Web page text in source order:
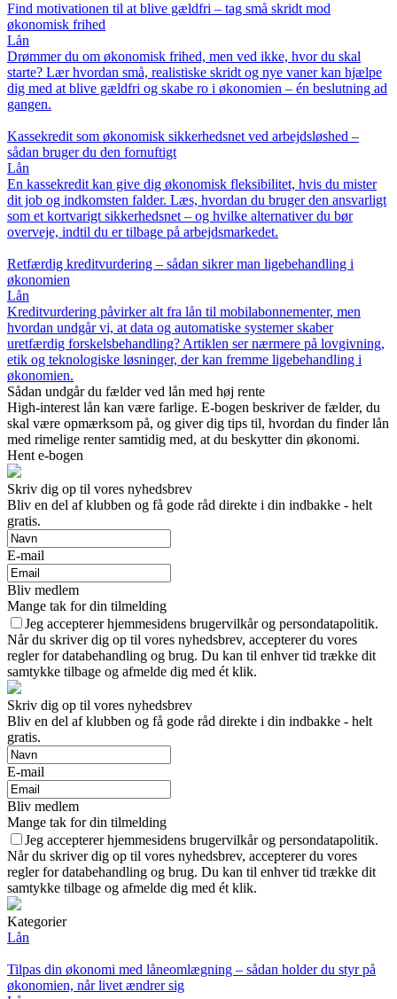
Find motivationen til at blive gældfri – tag små skridt mod
økonomisk frihed
Lån
Drømmer du om økonomisk frihed, men ved ikke, hvor du skal
starte? Lær hvordan små, realistiske skridt og nye vaner kan hjælpe
dig med at blive gældfri og skabe ro i økonomien – én beslutning ad
gangen.
Kassekredit som økonomisk sikkerhedsnet ved arbejdsløshed –
sådan bruger du den fornuftigt
Lån
En kassekredit kan give dig økonomisk fleksibilitet, hvis du mister
dit job og indkomsten falder. Læs, hvordan du bruger den ansvarligt
som et kortvarigt sikkerhedsnet – og hvilke alternativer du bør
overveje, indtil du er tilbage på arbejdsmarkedet.
Retfærdig kreditvurdering – sådan sikrer man ligebehandling i
økonomien
Lån
Kreditvurdering påvirker alt fra lån til mobilabonnementer, men
hvordan undgår vi, at data og automatiske systemer skaber
uretfærdig forskelsbehandling? Artiklen ser nærmere på lovgivning,
etik og teknologiske løsninger, der kan fremme ligebehandling i
økonomien.
Sådan undgår du fælder ved lån med høj rente
High-interest lån kan være farlige. E-bogen beskriver de fælder, du
skal være opmærksom på, og giver dig tips til, hvordan du finder lån
med rimelige renter samtidig med, at du beskytter din økonomi.
Hent e-bogen
Skriv dig op til vores nyhedsbrev
Bliv en del af klubben og få gode råd direkte i din indbakke - helt
gratis.
E-mail
Bliv medlem
Mange tak for din tilmelding
Jeg accepterer hjemmesidens brugervilkår og persondatapolitik.
Når du skriver dig op til vores nyhedsbrev, accepterer du vores
regler for databehandling og brug. Du kan til enhver tid trække dit
samtykke tilbage og afmelde dig med ét klik.
Skriv dig op til vores nyhedsbrev
Bliv en del af klubben og få gode råd direkte i din indbakke - helt
gratis.
E-mail
Bliv medlem
Mange tak for din tilmelding
Jeg accepterer hjemmesidens brugervilkår og persondatapolitik.
Når du skriver dig op til vores nyhedsbrev, accepterer du vores
regler for databehandling og brug. Du kan til enhver tid trække dit
samtykke tilbage og afmelde dig med ét klik.
Kategorier
Lån
Tilpas din økonomi med låneomlægning – sådan holder du styr på
økonomien, når livet ændrer sig